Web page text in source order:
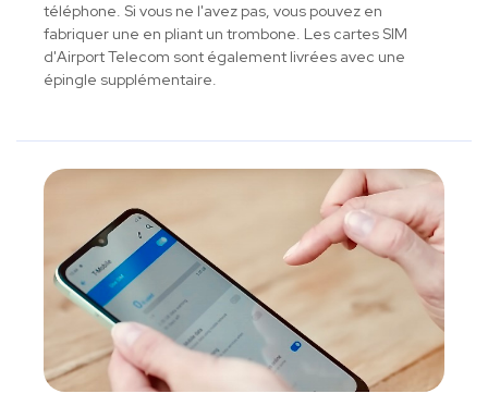
téléphone. Si vous ne l'avez pas, vous pouvez en
fabriquer une en pliant un trombone. Les cartes SIM
d'Airport Telecom sont également livrées avec une
épingle supplémentaire.